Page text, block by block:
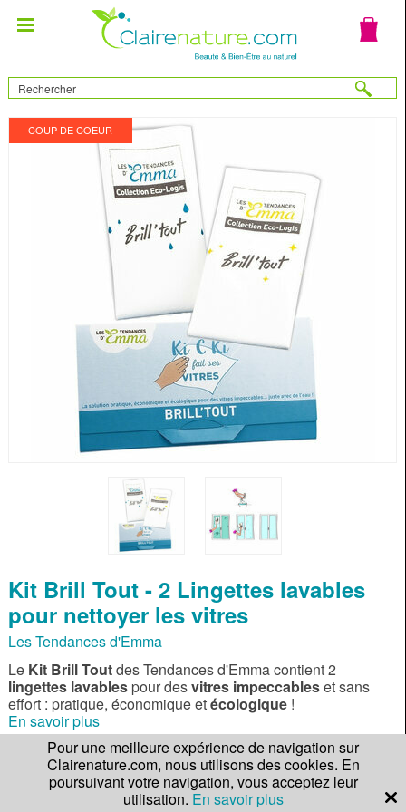
COUP DE COEUR
Kit Brill Tout - 2 Lingettes lavables
pour nettoyer les vitres
Les Tendances d'Emma
Le Kit Brill Toutdes Tendances d'Emma contient 2
lingettes lavablespour desvitres impeccableset sans
effort : pratique, économique etécologique!
En savoir plus
Note : Lire les 2 avis Gagnez139 points
de fidélité !
Pour une meilleure expérience de navigation sur
Clairenature.com, nous utilisons des cookies. En
poursuivant votre navigation, vous acceptez leur
utilisation. En savoir plus